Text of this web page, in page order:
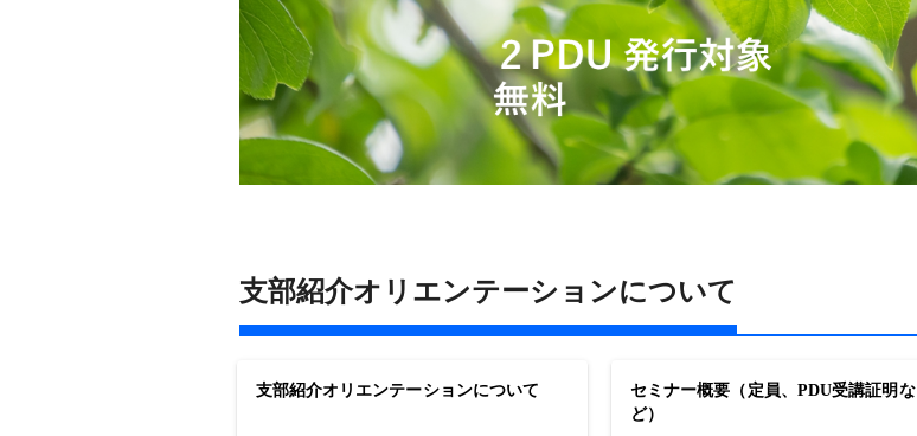
支部紹介オリエンテーションについて
支部紹介オリエンテーションについて
セミナー概要（定員、PDU受講証明な
ど）